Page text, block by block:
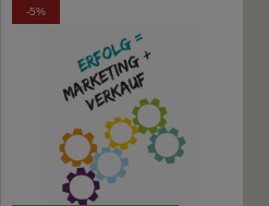
-5%